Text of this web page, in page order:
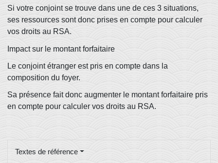
Si votre conjoint se trouve dans une de ces 3 situations,
ses ressources sont donc prises en compte pour calculer
vos droits au RSA.
Impact sur le montant forfaitaire
Le conjoint étranger est pris en compte dans la
composition du foyer.
Sa présence fait donc augmenter le montant forfaitaire pris
en compte pour calculer vos droits au RSA.
Textes de référence